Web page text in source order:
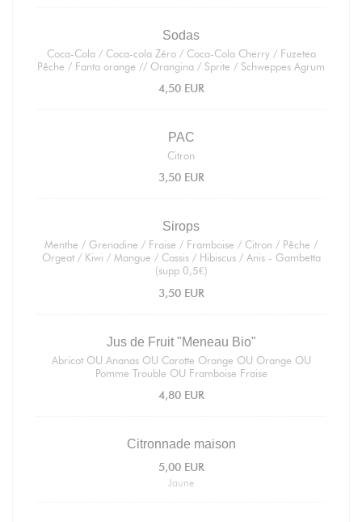
Sodas
Coca-Cola / Coca-cola Zéro / Coca-Cola Cherry / Fuzetea
Pêche / Fanta orange // Orangina / Sprite / Schweppes Agrum
4,50 EUR
PAC
Citron
3,50 EUR
Sirops
Menthe / Grenadine / Fraise / Framboise / Citron / Pêche /
Orgeat / Kiwi / Mangue / Cassis / Hibiscus / Anis - Gambetta
(supp 0,5€)
3,50 EUR
Jus de Fruit "Meneau Bio"
Abricot OU Ananas OU Carotte Orange OU Orange OU
Pomme Trouble OU Framboise Fraise
4,80 EUR
Citronnade maison
5,00 EUR
Jaune